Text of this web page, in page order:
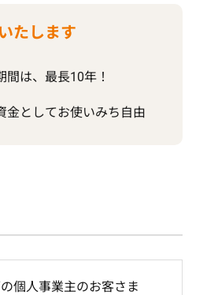
たします
間は、最長10年！
金としてお使いみち自由
個人事業主のお客さま